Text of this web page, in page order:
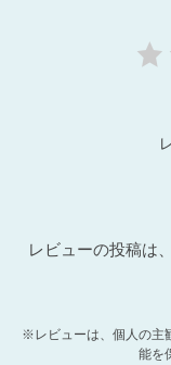
レビューの投稿は
※レビューは、個人の主
能を